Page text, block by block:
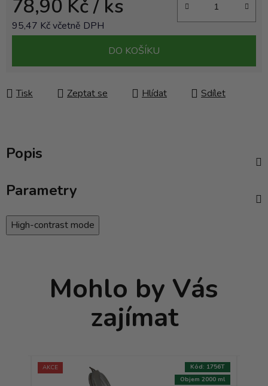
78,90 Kč/ ks
95,47 Kč včetně DPH
DO KOŠÍKU
Tisk Zeptat se Hlídat Sdílet
Popis
Parametry
High-contrast mode
Mohlo by Vás
zajímat
AKCE
Objem 2000 ml
Kód: 1756T